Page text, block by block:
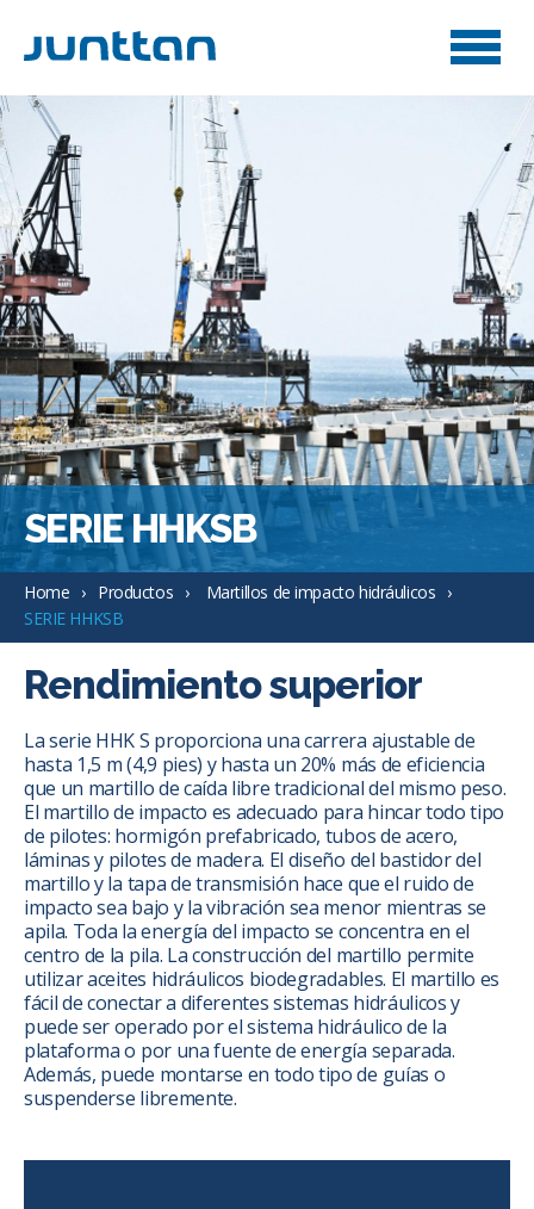
SERIE HHKSB
Home Productos
Martillos de impacto hidráulicos
SERIE HHKSB
Rendimiento superior
La serie HHK S proporciona una carrera ajustable de
hasta 1,5 m (4,9 pies) y hasta un 20% más de eficiencia
que un martillo de caída libre tradicional del mismo peso.
El martillo de impacto es adecuado para hincar todo tipo
de pilotes: hormigón prefabricado, tubos de acero,
láminas y pilotes de madera. El diseño del bastidor del
martillo y la tapa de transmisión hace que el ruido de
impacto sea bajo y la vibración sea menor mientras se
apila. Toda la energía del impacto se concentra en el
centro de la pila. La construcción del martillo permite
utilizar aceites hidráulicos biodegradables. El martillo es
fácil de conectar a diferentes sistemas hidráulicos y
puede ser operado por el sistema hidráulico de la
plataforma o por una fuente de energía separada.
Además, puede montarse en todo tipo de guías o
suspenderse libremente.